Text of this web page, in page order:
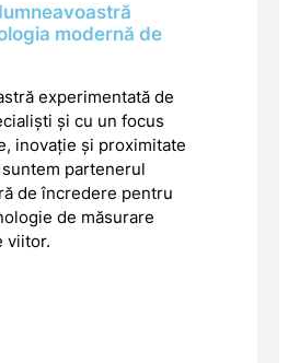
modernă de
experimentată de
și cu un focus
inovație și proximitate
partenerul
de încredere pentru
de măsurare
viitor.